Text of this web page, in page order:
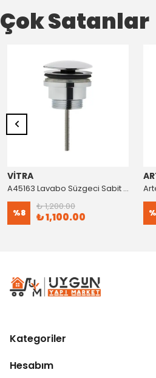
Çok Satanlar
VİTRA
A45163 Lavabo Süzgeci Sabit Krom
%8
₺ 1,200.00
₺ 1,100.00 %
Kategoriler
Hesabım